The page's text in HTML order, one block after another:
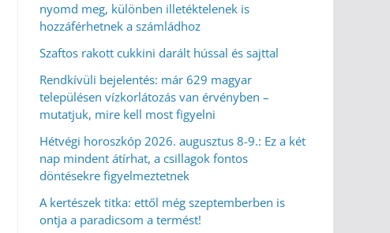
nyomd meg, különben illetéktelenek is
hozzáférhetnek a számládhoz
Szaftos rakott cukkini darált hússal és sajttal
Rendkívüli bejelentés: már 629 magyar
településen vízkorlátozás van érvényben –
mutatjuk, mire kell most figyelni
Hétvégi horoszkóp 2026. augusztus 8-9.: Ez a két
nap mindent átírhat, a csillagok fontos
döntésekre figyelmeztetnek
A kertészek titka: ettől még szeptemberben is
ontja a paradicsom a termést!